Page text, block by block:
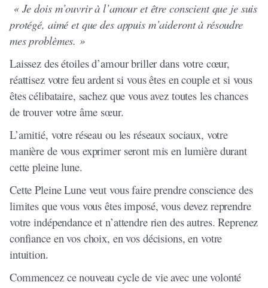
« Je dois m’ouvrir à l’amour et être conscient que je suis
protégé, aimé et que des appuis m’aideront à résoudre
mes problèmes. »
Laissez des étoiles d’amour briller dans votre cœur,
réattisez votre feu ardent si vous êtes en couple et si vous
êtes célibataire, sachez que vous avez toutes les chances
de trouver votre âme sœur.
L’amitié, votre réseau ou les réseaux sociaux, votre
manière de vous exprimer seront mis en lumière durant
cette pleine lune.
Cette Pleine Lune veut vous faire prendre conscience des
limites que vous vous êtes imposé, vous devez reprendre
votre indépendance et n’attendre rien des autres. Reprenez
confiance en vos choix, en vos décisions, en votre
intuition.
Commencez ce nouveau cycle de vie avec une volonté